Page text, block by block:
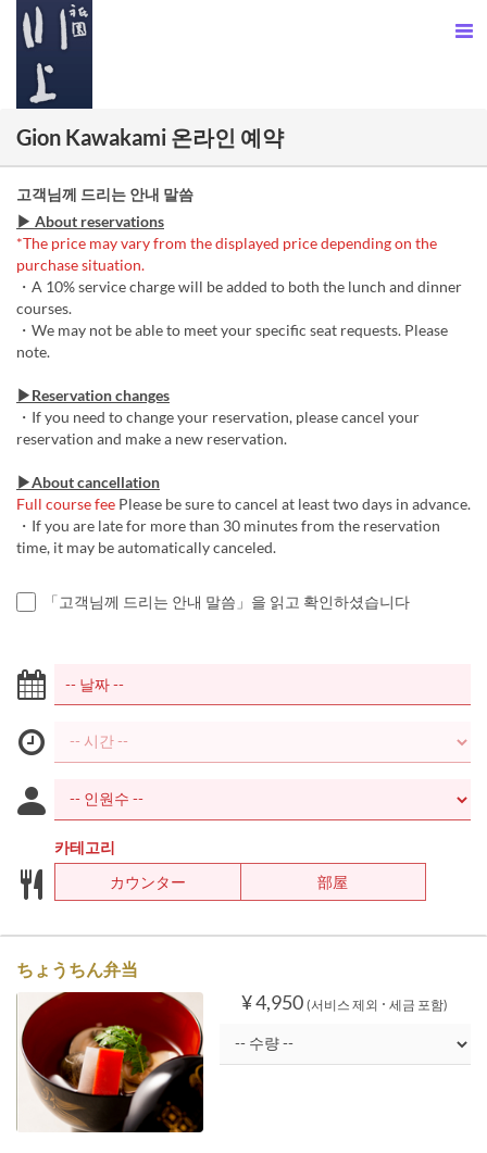
Gion Kawakami 온라인 예약
고객님께 드리는 안내 말씀
▶ About reservations
*The price may vary from the displayed price depending on the
purchase situation.
・A 10% service charge will be added to both the lunch and dinner
courses.
・We may not be able to meet your specific seat requests. Please
note.
▶Reservation changes
・If you need to change your reservation, please cancel your
reservation and make a new reservation.
▶About cancellation
Full course fee Please be sure to cancel at least two days in advance.
・If you are late for more than 30 minutes from the reservation
time, it may be automatically canceled.
「고객님께 드리는 안내 말씀」을 읽고 확인하셨습니다
카테고리
カウンター
部屋
ちょうちん弁当
¥ 4,950 (서비스 제외 ･ 세금 포함)